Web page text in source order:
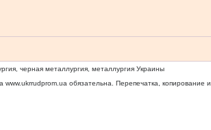
черная металлургия, металлургия Украины
www.ukrrudprom.ua обязательна. Перепечатка, копирование